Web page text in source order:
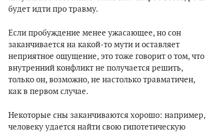
будет идти про травму.
Если пробуждение менее ужасающее, но сон
заканчивается на какой-то мути и оставляет
неприятное ощущение, это тоже говорит о том, что
внутренний конфликт не получается решить,
только он, возможно, не настолько травматичен,
как в первом случае.
Некоторые сны заканчиваются хорошо: например,
человеку удается найти свою гипотетическую